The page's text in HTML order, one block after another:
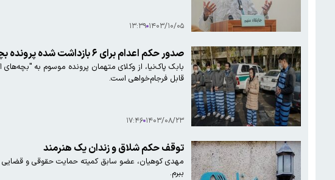
۱۴۰۳/۱۰/۰۵ ۱۳:۳۹
صدور حکم اعدام برای ۶ بازداشت شده پرونده بچه‌های اکباتان
بابک پاک‌نیا، از وکلای متهمان پرونده موسوم به
قابل فرجام‌خواهی است.
۱۴۰۳/۰۸/۲۳ ۱۷:۴۶
توقف حکم شلاق و زندان یک هنرمند
مهدی کوهیان، عضو سابق کمیته حمایت حقوقی و قضایی
ببرم.